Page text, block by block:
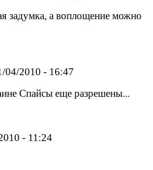
задумка, а воплощение можно
04/2010 - 16:47
Спайсы еще разрешены...
- 11:24